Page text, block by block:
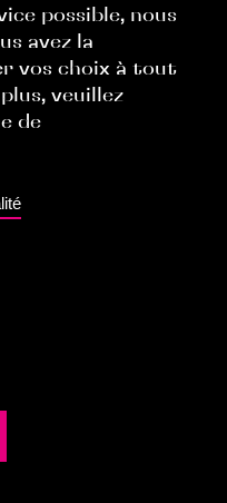
: rgpd@6si.fr
possible, nous
avez la
vos choix à tout
veuillez
de